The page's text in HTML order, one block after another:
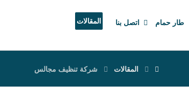
طار حمام اتصل بنا المقالات
المقالات شركة تنظيف مجالس